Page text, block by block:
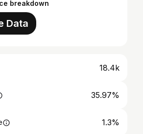
breakdown
Data
18.4k
35.97%
1.3%